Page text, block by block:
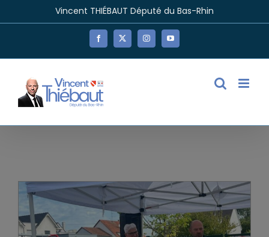
Vincent THIÉBAUT Député du Bas-Rhin
Facebook
X InstagramYouTube